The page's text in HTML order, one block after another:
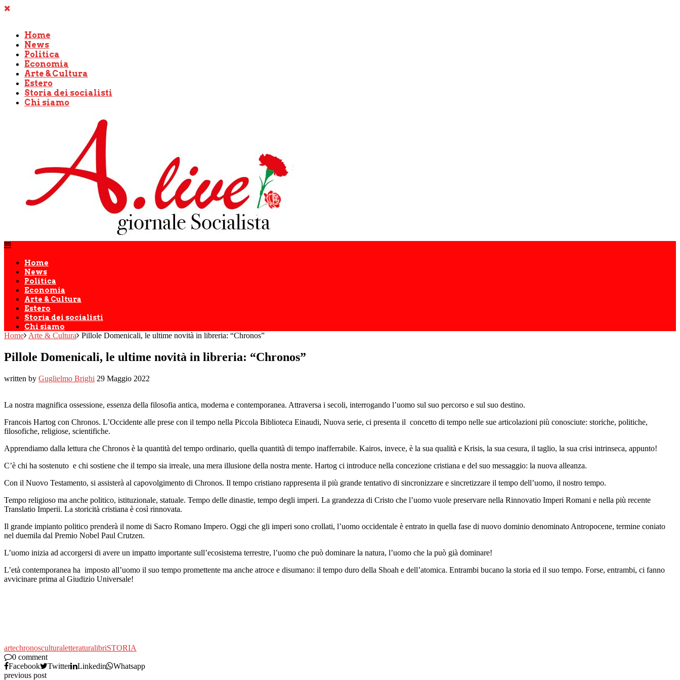
Home
News
Politica
Economia
Arte & Cultura
Estero
Storia dei socialisti
Chi siamo
Home
News
Politica
Economia
Arte & Cultura
Estero
Storia dei socialisti
Chi siamo
Home Arte & Cultura Pillole Domenicali, le ultime novità in libreria: “Chronos”
Pillole Domenicali, le ultime novità in libreria: “Chronos”
written by Guglielmo Brighi 29 Maggio 2022
La nostra magnifica ossessione, essenza della filosofia antica, moderna e contemporanea. Attraversa i secoli, interrogando l’uomo sul suo percorso e sul suo destino.
Francois Hartog con Chronos. L’Occidente alle prese con il tempo nella Piccola Biblioteca Einaudi, Nuova serie, ci presenta il concetto di tempo nelle sue articolazioni più conosciute: storiche, politiche,
filosofiche, religiose, scientifiche.
Apprendiamo dalla lettura che Chronos è la quantità del tempo ordinario, quella quantità di tempo inafferrabile. Kairos, invece, è la sua qualità e Krisis, la sua cesura, il taglio, la sua crisi intrinseca, appunto!
C’è chi ha sostenuto e chi sostiene che il tempo sia irreale, una mera illusione della nostra mente. Hartog ci introduce nella concezione cristiana e del suo messaggio: la nuova alleanza.
Con il Nuovo Testamento, si assisterà al capovolgimento di Chronos. Il tempo cristiano rappresenta il più grande tentativo di sincronizzare e sincretizzare il tempo dell’uomo, il nostro tempo.
Tempo religioso ma anche politico, istituzionale, statuale. Tempo delle dinastie, tempo degli imperi. La grandezza di Cristo che l’uomo vuole preservare nella Rinnovatio Imperi Romani e nella più recente
Translatio Imperii. La storicità cristiana è così rinnovata.
Il grande impianto politico prenderà il nome di Sacro Romano Impero. Oggi che gli imperi sono crollati, l’uomo occidentale è entrato in quella fase di nuovo dominio denominato Antropocene, termine coniato
nel duemila dal Premio Nobel Paul Crutzen.
L’uomo inizia ad accorgersi di avere un impatto importante sull’ecosistema terrestre, l’uomo che può dominare la natura, l’uomo che la può già dominare!
L’età contemporanea ha imposto all’uomo il suo tempo promettente ma anche atroce e disumano: il tempo duro della Shoah e dell’atomica. Entrambi bucano la storia ed il suo tempo. Forse, entrambi, ci fanno
avvicinare prima al Giudizio Universale!
artechronosculturaletteraturalibriSTORIA
0 comment
Facebook
Twitter Linkedin
Whatsapp
previous post